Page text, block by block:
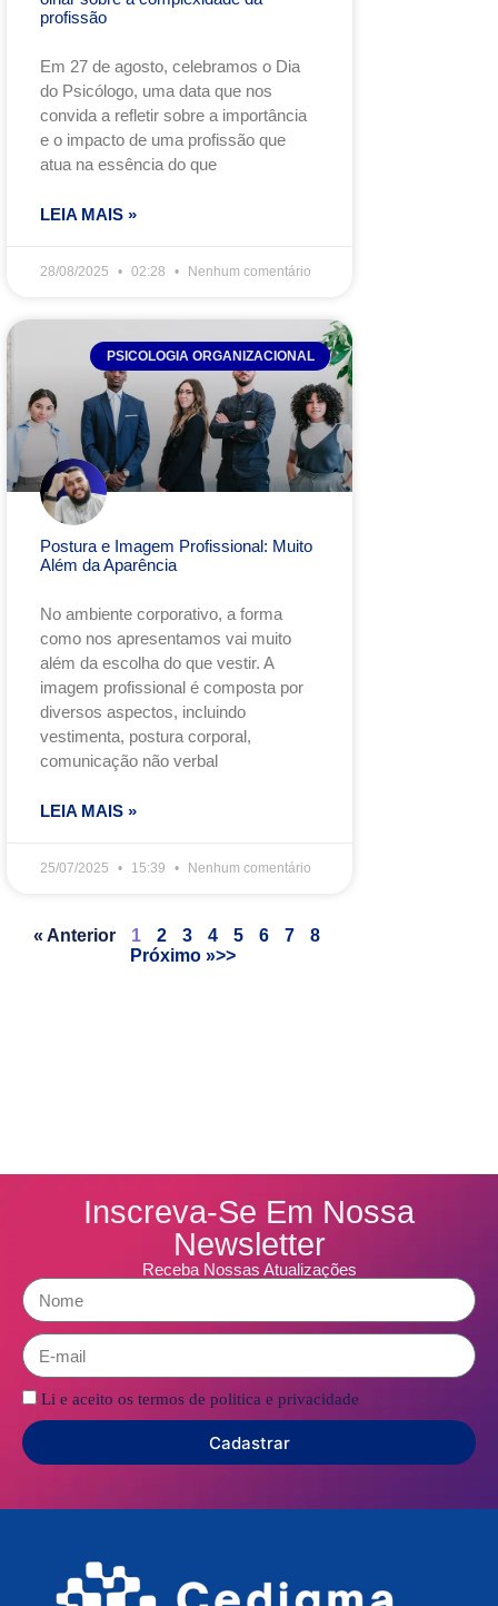
profissão
Em 27 de agosto, celebramos o Dia
do Psicólogo, uma data que nos
convida a refletir sobre a importância
e o impacto de uma profissão que
atua na essência do que
LEIA MAIS »
28/08/2025 02:28 Nenhum comentário
PSICOLOGIA ORGANIZACIONAL
Postura e Imagem Profissional: Muito
Além da Aparência
No ambiente corporativo, a forma
como nos apresentamos vai muito
além da escolha do que vestir. A
imagem profissional é composta por
diversos aspectos, incluindo
vestimenta, postura corporal,
comunicação não verbal
LEIA MAIS »
25/07/2025 15:39 Nenhum comentário
« Anterior 1 2 3 4 5 6 7
8
Próximo »
Inscreva-Se Em Nossa
Newsletter
Receba Nossas Atualizações
Li e aceito os termos de politica e privacidade
Cadastrar